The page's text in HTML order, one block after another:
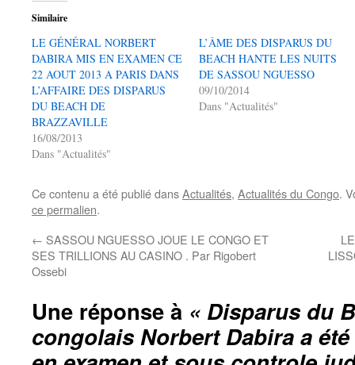
Similaire
LE GÉNÉRAL NORBERT
DABIRA MIS EN EXAMEN CE
22 AOUT 2013 A PARIS DANS
L’AFFAIRE DES DISPARUS
DU BEACH DE
BRAZZAVILLE
16/08/2013
Dans "Actualités"
L’ÂME DES DISPARUS DU
BEACH HANTE LES NUITS
DE SASSOU NGUESSO
09/10/2014
Dans "Actualités"
Ce contenu a été publié dansActualités, Actualités du Congo.
ce permalien.
← SASSOU NGUESSO JOUE LE CONGO ET
SES TRILLIONS AU CASINO . Par Rigobert
Ossebi
Une réponse à « Disparus du
congolais Norbert Dabira a